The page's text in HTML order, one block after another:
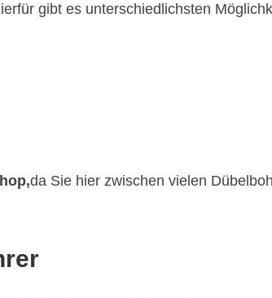
gibt es unterschiedlichsten
da Sie hier zwischen vielen